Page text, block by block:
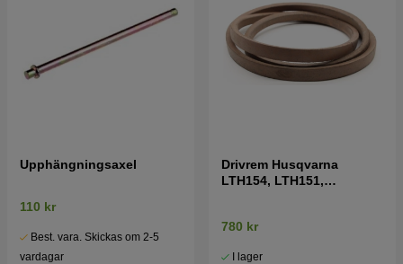
Upphängningsaxel
110 kr
Best. vara. Skickas om 2-5
vardagar
Drivrem Husqvarna
LTH154, LTH151,
780 kr
I lager